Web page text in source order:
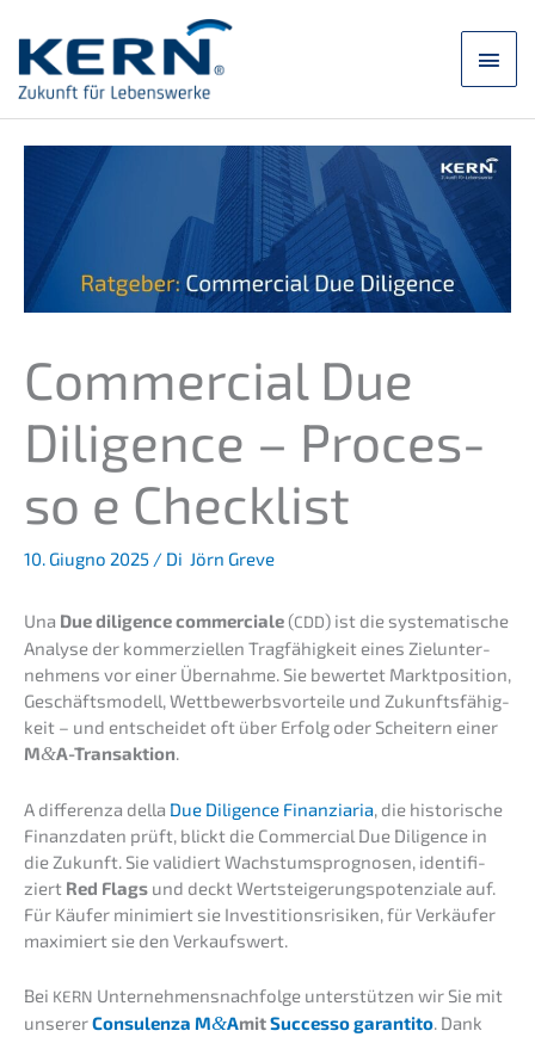
Inhalt
springen
Commer­cial Due
Diligence – Proces­
so e Checklist
10. Giugno 2025 / Di Jörn Greve
Una Due diligence commer­cia­le (CDD) ist die syste­ma­ti­sche
Analy­se der kommer­zi­el­len Tragfä­hig­keit eines Zielun­ter­
neh­mens vor einer Übernah­me. Sie bewer­tet Markt­po­si­ti­on,
Geschäfts­mo­dell, Wettbe­werbs­vor­tei­le und Zukunfts­fä­hig­
keit – und entschei­det oft über Erfolg oder Schei­tern einer
M&A-Transaktion.
A diffe­ren­za della Due Diligence Finan­zia­ria, die histo­ri­sche
Finanz­da­ten prüft, blickt die Commer­cial Due Diligence in
die Zukunft. Sie validiert Wachs­tums­pro­gno­sen, identi­fi­
ziert Red Flags und deckt Wertstei­ge­rungs­po­ten­zia­le auf.
Für Käufer minimiert sie Inves­ti­ti­ons­ri­si­ken, für Verkäu­fer
maximiert sie den Verkaufswert.
Bei KERN Unternehmens­nachfolge unter­stüt­zen wir Sie mit
unsererConsu­len­za M&AmitSucces­so garan­ti­to. Dank